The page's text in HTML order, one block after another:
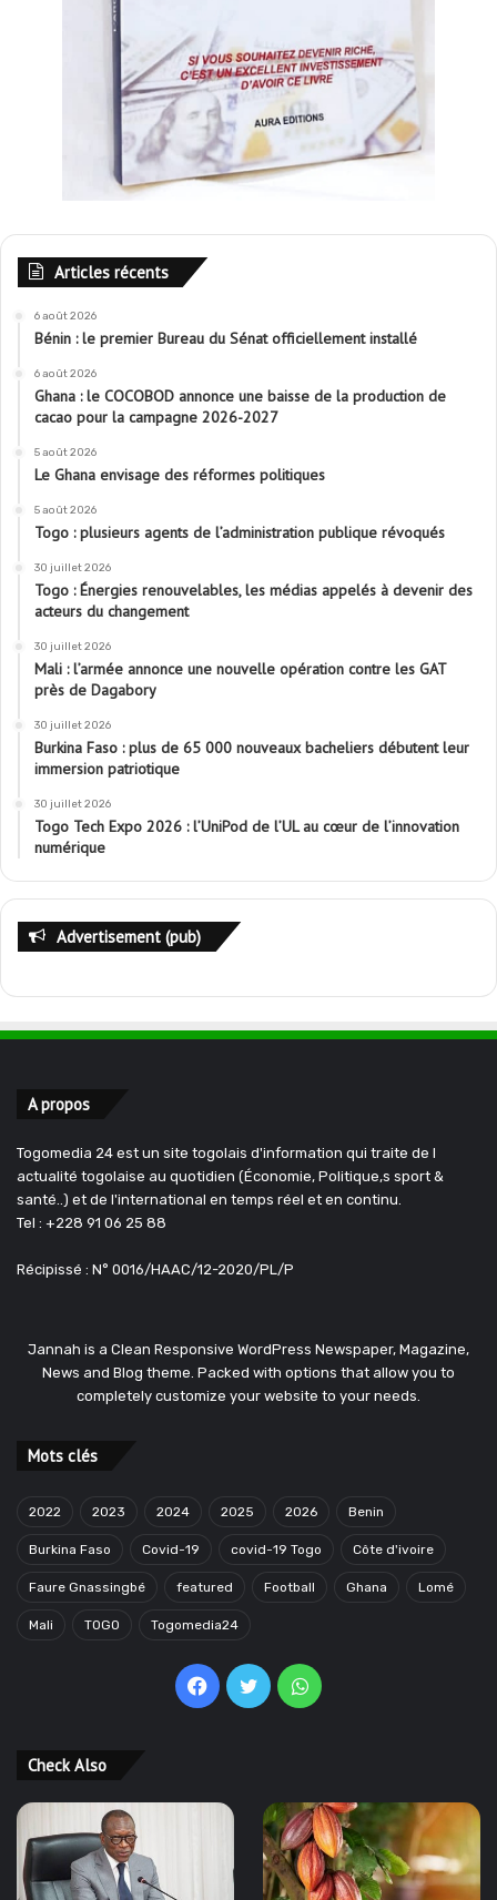
Articles récents
6 août 2026
Bénin : le premier Bureau du Sénat officiellement installé
6 août 2026
Ghana : le COCOBOD annonce une baisse de la production de
cacao pour la campagne 2026-2027
5 août 2026
Le Ghana envisage des réformes politiques
5 août 2026
Togo : plusieurs agents de l’administration publique révoqués
30 juillet 2026
Togo : Énergies renouvelables, les médias appelés à devenir des
acteurs du changement
30 juillet 2026
Mali : l’armée annonce une nouvelle opération contre les GAT
près de Dagabory
30 juillet 2026
Burkina Faso : plus de 65 000 nouveaux bacheliers débutent leur
immersion patriotique
30 juillet 2026
Togo Tech Expo 2026 : l’UniPod de l’UL au cœur de l’innovation
numérique
Advertisement (pub)
A propos
Togomedia 24 est un site togolais d'information qui traite de l
actualité togolaise au quotidien (Économie, Politique,s sport &
santé..) et de l'international en temps réel et en continu.
Tel : +228 91 06 25 88
Récipissé : N° 0016/HAAC/12-2020/PL/P
Jannah is a Clean Responsive WordPress Newspaper, Magazine,
News and Blog theme. Packed with options that allow you to
completely customize your website to your needs.
Mots clés
2022 2023 2024 2025 2026 Benin
Burkina Faso Covid-19 covid-19 Togo Côte d'ivoire
Faure Gnassingbé featured Football Ghana Lomé
Mali TOGO Togomedia24
Facebook
TwitterWhatsApp
Check Also